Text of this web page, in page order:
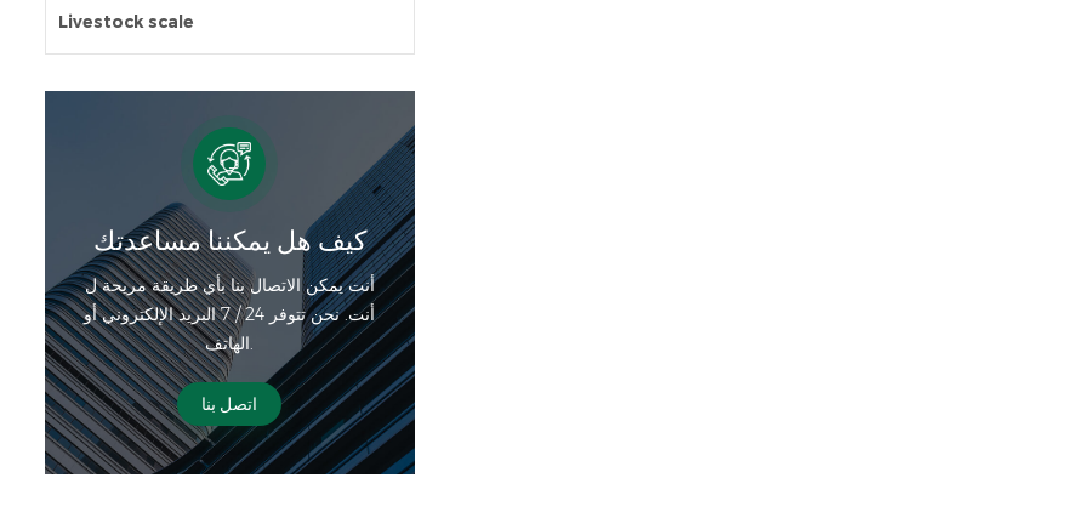
Livestock scale
كيف هل يمكننا مساعدتك
أنت يمكن الاتصال بنا بأي طريقة مريحة ل
أنت. نحن تتوفر 24 / 7 البريد الإلكتروني أو
الهاتف.
اتصل بنا